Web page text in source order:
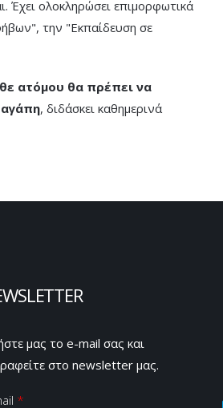
Έχει ολοκληρώσει επιμορφωτικά
την "Εκπαίδευση σε
ατόμου θα πρέπει να
, διδάσκει καθημερινά
μας το e-mail σας και
στο newsletter μας.
*